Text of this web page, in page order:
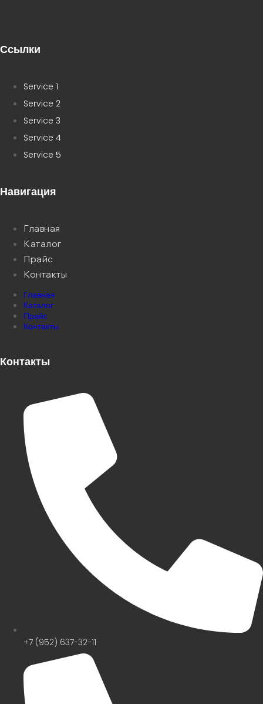
Ссылки
Service 1
Service 2
Service 3
Service 4
Service 5
Навигация
Главная
Каталог
Прайс
Контакты
Главная
Каталог
Прайс
Контакты
Контакты
+7 (952) 637-32-11